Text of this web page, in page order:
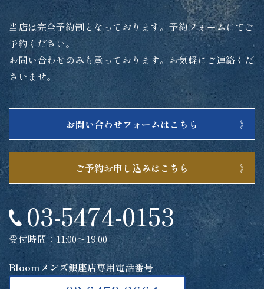
当店は完全予約制となっております。予約フォームにてご
予約ください。
お問い合わせのみも承っております。お気軽にご連絡くだ
さいませ。
お問い合わせフォームはこちら
ご予約お申し込みはこちら
03-5474-0153
受付時間：11:00～19:00
Bloomメンズ銀座店専用電話番号